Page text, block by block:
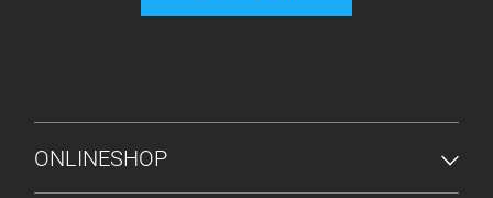
FUSSZEILENMENÜ
ONLINESHOP